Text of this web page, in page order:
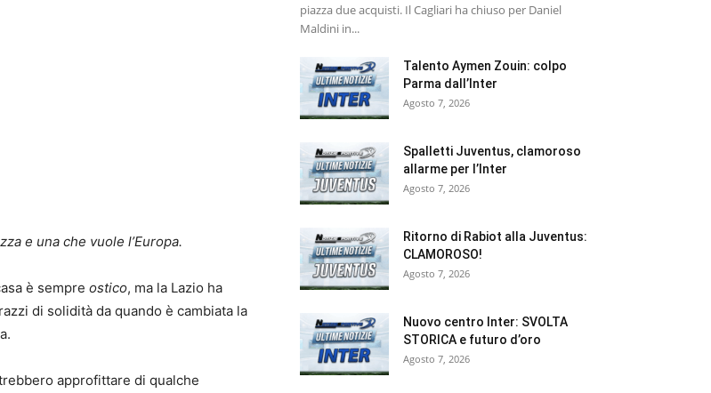
e una che vuole l’Europa.
è sempre ostico, ma la Lazio ha
di solidità da quando è cambiata la
approfittare di qualche
piazza due acquisti. Il Cagliari ha chiuso per Daniel
Maldini in...
Talento Aymen Zouin: colpo
Parma dall’Inter
Agosto 7, 2026
Spalletti Juventus, clamoroso
allarme per l’Inter
Agosto 7, 2026
Ritorno di Rabiot alla Juventus:
CLAMOROSO!
Agosto 7, 2026
Nuovo centro Inter: SVOLTA
STORICA e futuro d’oro
Agosto 7, 2026